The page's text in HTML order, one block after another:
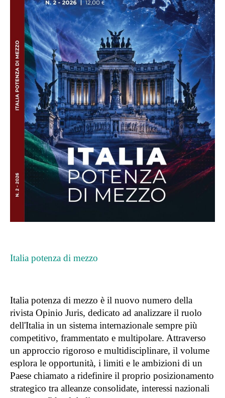
Italia potenza di mezzo
Italia potenza di mezzo è il nuovo numero della
rivista Opinio Juris, dedicato ad analizzare il ruolo
dell'Italia in un sistema internazionale sempre più
competitivo, frammentato e multipolare. Attraverso
un approccio rigoroso e multidisciplinare, il volume
esplora le opportunità, i limiti e le ambizioni di un
Paese chiamato a ridefinire il proprio posizionamento
strategico tra alleanze consolidate, interessi nazionali